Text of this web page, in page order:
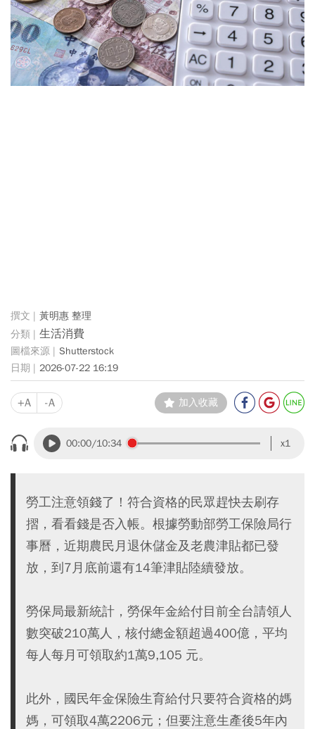
黃明惠 整理
生活消費
Shutterstock
2026-07-22 16:19
+A -A 加入收藏
00:00/10:34 x1
勞工注意領錢了！符合資格的民眾趕快去刷存
摺，看看錢是否入帳。根據勞動部勞工保險局行
事曆，近期農民月退休儲金及老農津貼都已發
放，到7月底前還有14筆津貼陸續發放。
勞保局最新統計，勞保年金給付目前全台請領人
數突破210萬人，核付總金額超過400億，平均
每人每月可領取約1萬9,105 元。
此外，國民年金保險生育給付只要符合資格的媽
媽，可領取4萬2206元；但要注意生產後5年內